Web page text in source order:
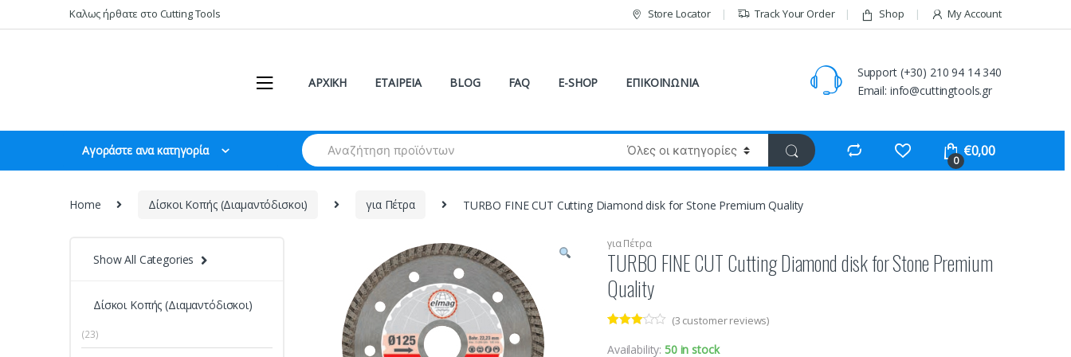
to
to
Καλως ήρθατε στο Cutting Tools Store Locator Track Your Order Shop My Account
ΑΡΧΙΚΗ ΕΤΑΙΡΕΙΑ BLOG FAQ E-SHOP ΕΠΙΚΟΙΝΩΝΙΑ
Support (+30) 210 94 14 340
Email: info@cuttingtools.gr
Αγοράστε ανα κατηγορία
Search
for:
0
€0,00
Home Δίσκοι Κοπής (Διαμαντόδισκοι) για Πέτρα TURBO FINE CUT Cutting Diamond disk for Stone Premium Quality
για Πέτρα
TURBO FINE CUT Cutting Diamond disk for Stone Premium
Quality
3.00out
(3 customer reviews)
Availability:50 in stock
Show All Categories
Δίσκοι Κοπής (Διαμαντόδισκοι)
(23)